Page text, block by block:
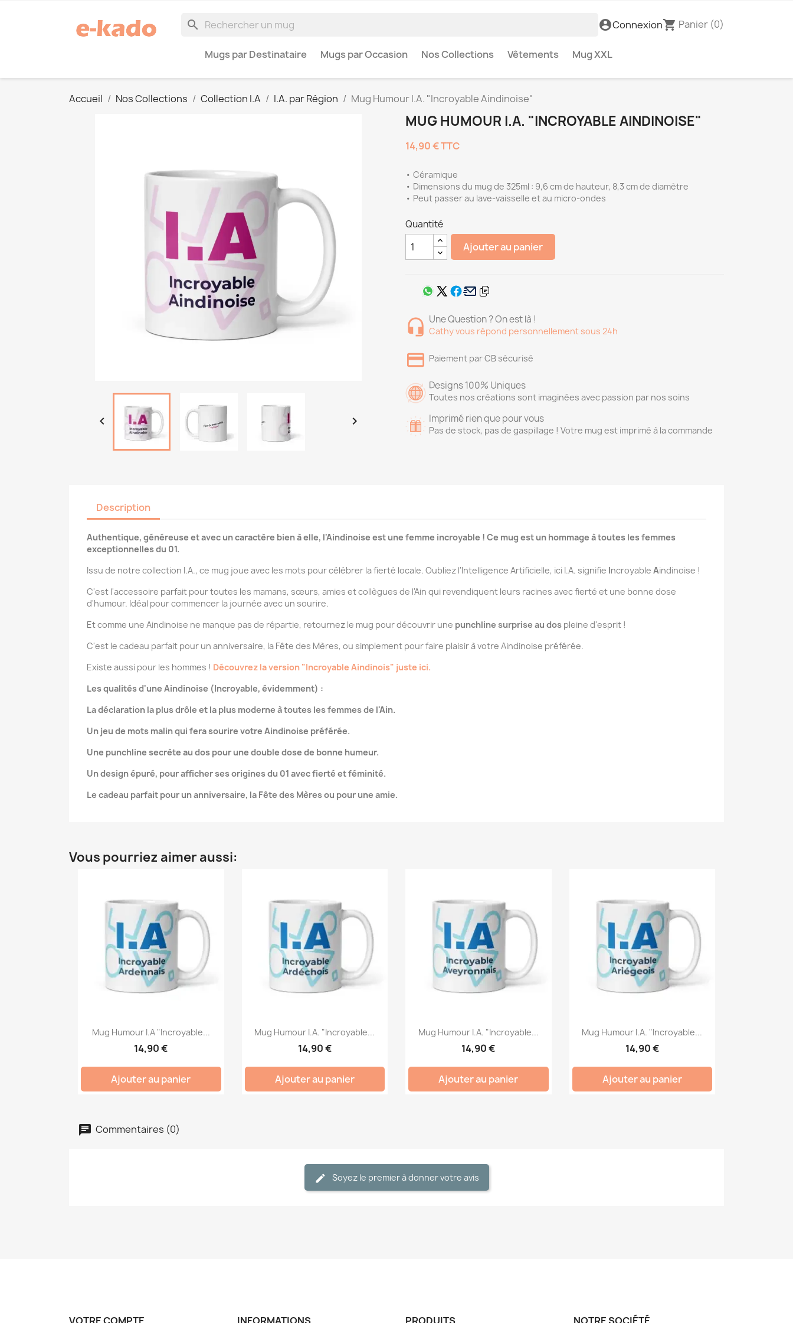
search account_circleConnexionshopping_cart Panier (0)
Mugs par Destinataire Mugs par Occasion Nos Collections Vêtements Mug XXL
Accueil Nos Collections Collection I.A I.A. par Région Mug Humour I.A. "Incroyable Aindinoise"
 
MUG HUMOUR I.A. "INCROYABLE AINDINOISE"
14,90 €TTC
• Céramique
• Dimensions du mug de 325ml : 9,6 cm de hauteur, 8,3 cm de diamètre
• Peut passer au lave-vaisselle et au micro-ondes
Quantité
Ajouter au panier
Une Question ? On est là !
Cathy vous répond personnellement sous 24h
Paiement par CB sécurisé
Designs 100% Uniques
Toutes nos créations sont imaginées avec passion par nos soins
Imprimé rien que pour vous
Pas de stock, pas de gaspillage ! Votre mug est imprimé à la commande
Description
Authentique, généreuse et avec un caractère bien à elle, l'Aindinoise est une femme incroyable ! Ce mug est un hommage à toutes les femmes
exceptionnelles du 01.
Issu de notre collection I.A., ce mug joue avec les mots pour célébrer la fierté locale. Oubliez l'Intelligence Artificielle, ici I.A. signifie Incroyable Aindinoise !
C'est l'accessoire parfait pour toutes les mamans, sœurs, amies et collègues de l'Ain qui revendiquent leurs racines avec fierté et une bonne dose
d'humour. Idéal pour commencer la journée avec un sourire.
Et comme une Aindinoise ne manque pas de répartie, retournez le mug pour découvrir une punchline surprise au dos pleine d'esprit !
C'est le cadeau parfait pour un anniversaire, la Fête des Mères, ou simplement pour faire plaisir à votre Aindinoise préférée.
Existe aussi pour les hommes ! Découvrez la version "Incroyable Aindinois" juste ici.
Les qualités d'une Aindinoise (Incroyable, évidemment) :
La déclaration la plus drôle et la plus moderne à toutes les femmes de l'Ain.
Un jeu de mots malin qui fera sourire votre Aindinoise préférée.
Une punchline secrète au dos pour une double dose de bonne humeur.
Un design épuré, pour afficher ses origines du 01 avec fierté et féminité.
Le cadeau parfait pour un anniversaire, la Fête des Mères ou pour une amie.
Vous pourriez aimer aussi:
Mug Humour I.A "Incroyable...
14,90 €
Ajouter au panier
Mug Humour I.A. "Incroyable...
14,90 €
Ajouter au panier
Mug Humour I.A. "Incroyable...
14,90 €
Ajouter au panier
Mug Humour I.A. "Incroyable...
14,90 €
Ajouter au panier
Commentaires (0)
Soyez le premier à donner votre avis